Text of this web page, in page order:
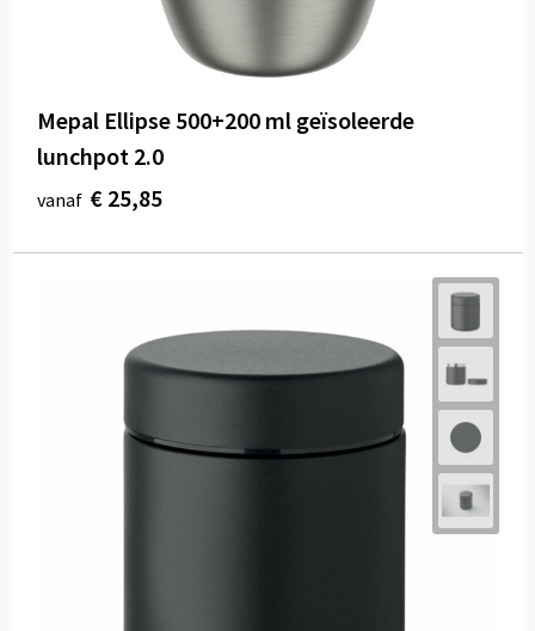
Mepal Ellipse 500+200 ml geïsoleerde
lunchpot 2.0
vanaf € 25,85